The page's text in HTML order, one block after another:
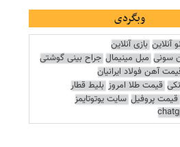
وبگردی
آنلاین بازی آنلاین
سونی مبل مینیمال جراح بینی گوشتی
آهن فولاد ایرانیان
قیمت طلا امروز بلیط قطار
قیمت پروفیل سایت یوتوتایمز